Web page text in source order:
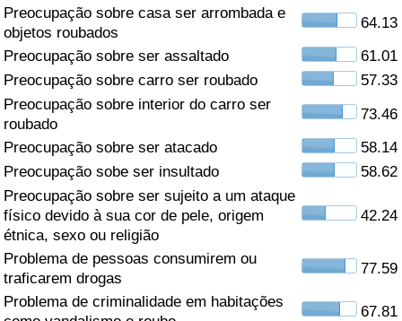
Preocupação sobre casa ser arrombada e
objetos roubados
64.13
Preocupação sobre ser assaltado
61.01
Preocupação sobre carro ser roubado
57.33
Preocupação sobre interior do carro ser
roubado
73.46
Preocupação sobre ser atacado
58.14
Preocupação sobe ser insultado
58.62
Preocupação sobre ser sujeito a um ataque
físico devido à sua cor de pele, origem
étnica, sexo ou religião
42.24
Problema de pessoas consumirem ou
traficarem drogas
77.59
Problema de criminalidade em habitações
67.81
Saúde
Indicador de Saúde (Atual)
Indicador de Saúde
Indicador de Saúde por País
Poluição
Indicador de Poluição (Atual)
Índice de poluição